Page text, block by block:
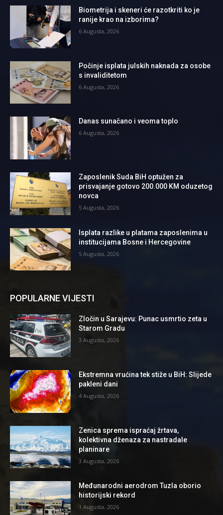
Biometrija i skeneri će razotkriti ko je
ranije krao na izborima?
6 Augusta, 2026
Počinje isplata julskih naknada za osobe
s invaliditetom
6 Augusta, 2026
Danas sunačano i veoma toplo
6 Augusta, 2026
Zaposlenik Suda BiH optužen za
prisvajanje gotovo 200.000 KM oduzetog
novca
5 Augusta, 2026
Isplata razlike u platama zaposlenima u
institucijama Bosne i Hercegovine
5 Augusta, 2026
POPULARNE VIJESTI
Zločin u Sarajevu: Punac usmrtio zeta u
Starom Gradu
3 Augusta, 2026
Ekstremna vrućina tek stiže u BiH: Slijede
pakleni dani
4 Augusta, 2026
Zenica sprema ispraćaj žrtava,
kolektivna dženaza za nastradale
planinare
3 Augusta, 2026
Međunarodni aerodrom Tuzla oborio
historijski rekord
1 Augusta, 2026